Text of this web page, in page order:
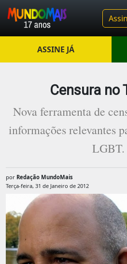
ASSINE JÁ
Censura no
Nova ferramenta de
informações relevantes
LGBT.
por Redação MundoMais
Terça-feira, 31 de Janeiro de 2012